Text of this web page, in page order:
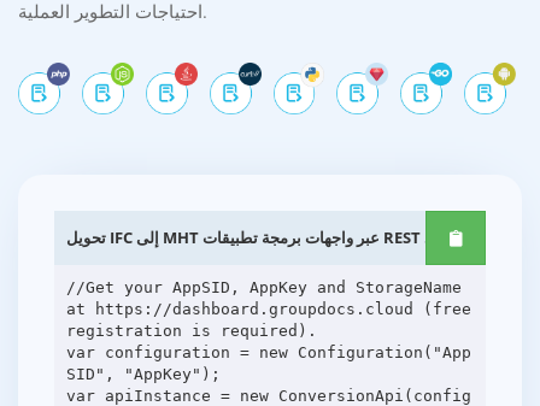
احتياجات التطوير العملية.
تحويل IFC إلى MHT عبر واجهات برمجة تطبيقات REST .NET
//Get your AppSID, AppKey and StorageName
at https://dashboard.groupdocs.cloud (free
registration is required).
var configuration = new Configuration("App
SID", "AppKey");
var apiInstance = new ConversionApi(config